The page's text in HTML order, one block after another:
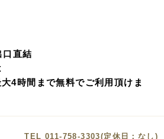
直結
4時間まで無料でご利用頂けま
TEL 011-758-3303(定休日：なし)